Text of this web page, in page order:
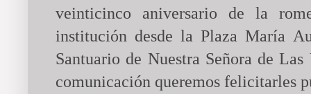
veinticinco aniversario de la
institución desdela Plaza María
Santuario de Nuestra Señora de
comunicación queremos felicitarles